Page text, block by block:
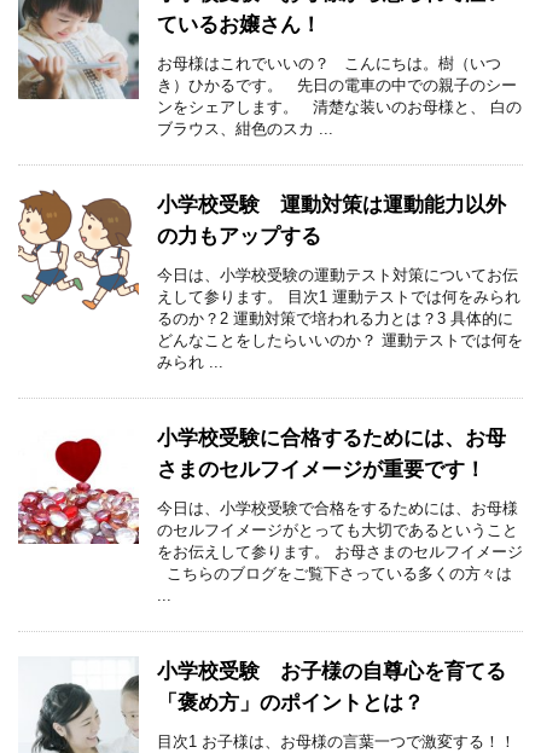
ているお嬢さん！
お母様はこれでいいの？ こんにちは。樹（いつ
き）ひかるです。 先日の電車の中での親子のシー
ンをシェアします。 清楚な装いのお母様と、 白の
ブラウス、紺色のスカ ...
小学校受験 運動対策は運動能力以外
の力もアップする
今日は、小学校受験の運動テスト対策についてお伝
えして参ります。 目次1 運動テストでは何をみられ
るのか？2 運動対策で培われる力とは？3 具体的に
どんなことをしたらいいのか？ 運動テストでは何を
みられ ...
小学校受験に合格するためには、お母
さまのセルフイメージが重要です！
今日は、小学校受験で合格をするためには、お母様
のセルフイメージがとっても大切であるということ
をお伝えして参ります。 お母さまのセルフイメージ
こちらのブログをご覧下さっている多くの方々は
...
小学校受験 お子様の自尊心を育てる
「褒め方」のポイントとは？
目次1 お子様は、お母様の言葉一つで激変する！！